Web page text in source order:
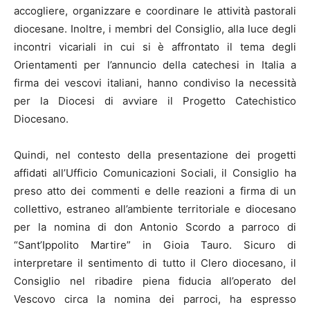
accogliere, organizzare e coordinare le attività pastorali
diocesane. Inoltre, i membri del Consiglio, alla luce degli
incontri vicariali in cui si è affrontato il tema degli
Orientamenti per l’annuncio della catechesi in Italia a
firma dei vescovi italiani, hanno condiviso la necessità
per la Diocesi di avviare il Progetto Catechistico
Diocesano.
Quindi, nel contesto della presentazione dei progetti
affidati all’Ufficio Comunicazioni Sociali, il Consiglio ha
preso atto dei commenti e delle reazioni a firma di un
collettivo, estraneo all’ambiente territoriale e diocesano
per la nomina di don Antonio Scordo a parroco di
“Sant’Ippolito Martire” in Gioia Tauro. Sicuro di
interpretare il sentimento di tutto il Clero diocesano, il
Consiglio nel ribadire piena fiducia all’operato del
Vescovo circa la nomina dei parroci, ha espresso